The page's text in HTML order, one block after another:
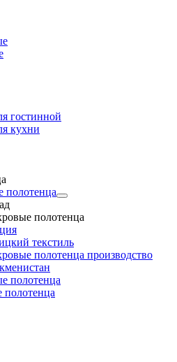
гостинной
кухни
полотенца
полотенца
текстиль
полотенца производство
полотенца